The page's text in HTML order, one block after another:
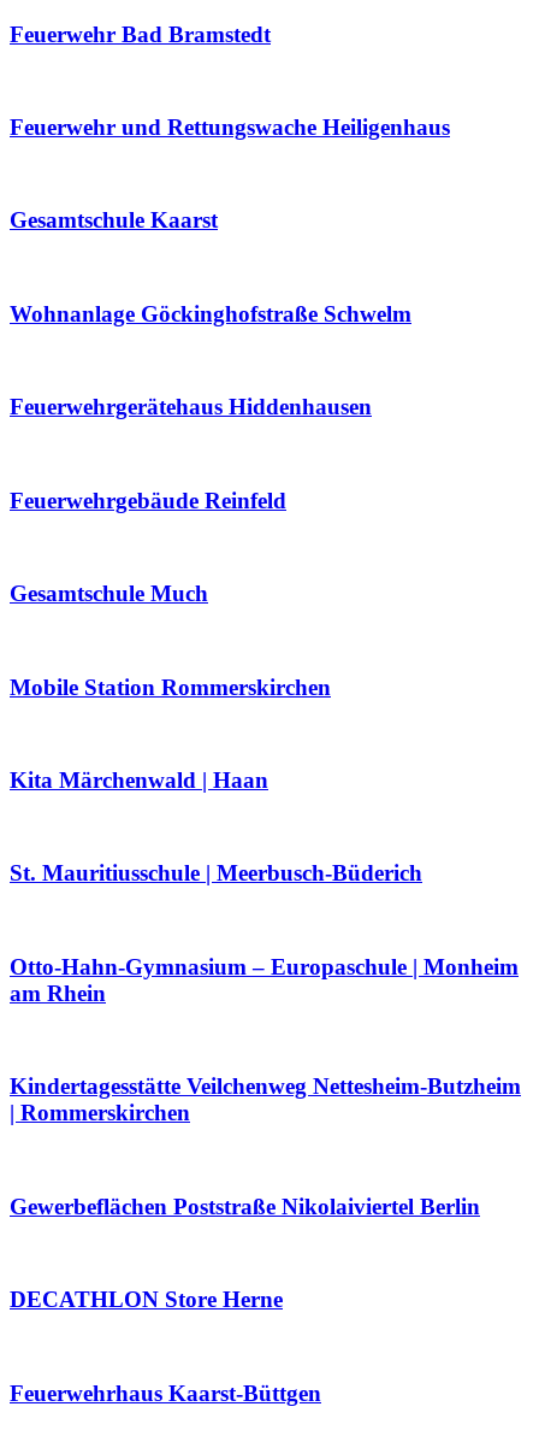
Feuerwehr Bad Bramstedt
Feuerwehr und Rettungswache Heiligenhaus
Gesamtschule Kaarst
Wohnanlage Göckinghofstraße Schwelm
Feuerwehrgerätehaus Hiddenhausen
Feuerwehrgebäude Reinfeld
Gesamtschule Much
Mobile Station Rommerskirchen
Kita Märchenwald | Haan
St. Mauritiusschule | Meerbusch-Büderich
Otto-Hahn-Gymnasium – Europaschule | Monheim
am Rhein
Kindertagesstätte Veilchenweg Nettesheim-Butzheim
| Rommerskirchen
Gewerbeflächen Poststraße Nikolaiviertel Berlin
DECATHLON Store Herne
Feuerwehrhaus Kaarst-Büttgen